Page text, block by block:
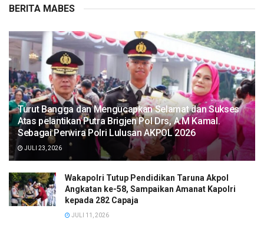
BERITA MABES
Turut Bangga dan Mengucapkan Selamat dan Sukses
Atas pelantikan Putra Brigjen Pol Drs, A.M Kamal.
Sebagai Perwira Polri Lulusan AKPOL 2026
JULI 23, 2026
Wakapolri Tutup Pendidikan Taruna Akpol
Angkatan ke-58, Sampaikan Amanat Kapolri
kepada 282 Capaja
JULI 11, 2026